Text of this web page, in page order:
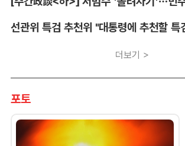
더보기 >
포토